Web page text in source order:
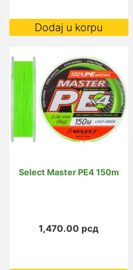
Dodaj u korpu
Select Master PE4 150m
1,470.00 рсд